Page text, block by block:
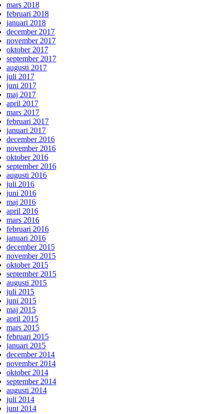
mars 2018
februari 2018
januari 2018
december 2017
november 2017
oktober 2017
september 2017
augusti 2017
juli 2017
juni 2017
maj 2017
april 2017
mars 2017
februari 2017
januari 2017
december 2016
november 2016
oktober 2016
september 2016
augusti 2016
juli 2016
juni 2016
maj 2016
april 2016
mars 2016
februari 2016
januari 2016
december 2015
november 2015
oktober 2015
september 2015
augusti 2015
juli 2015
juni 2015
maj 2015
april 2015
mars 2015
februari 2015
januari 2015
december 2014
november 2014
oktober 2014
september 2014
augusti 2014
juli 2014
juni 2014